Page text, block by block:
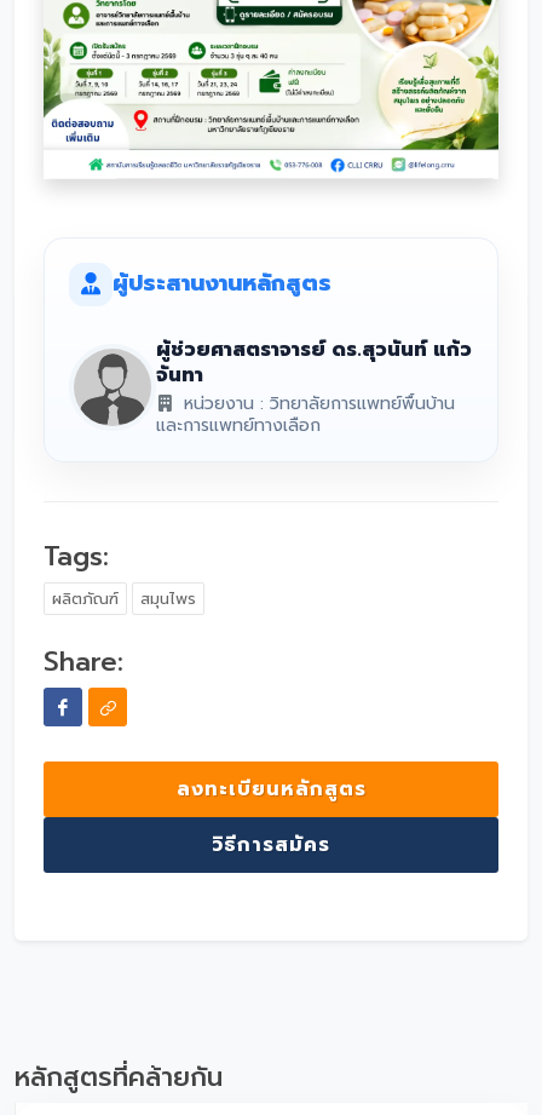
ผู้ประสานงานหลักสูตร
ผู้ช่วยศาสตราจารย์ ดร.สุวนันท์ แก้ว
จันทา
หน่วยงาน : วิทยาลัยการแพทย์พื้นบ้าน
และการแพทย์ทางเลือก
Tags:
ผลิตภัณฑ์ สมุนไพร
Share:
ลงทะเบียนหลักสูตร
วิธีการสมัคร
หลักสูตรที่คล้ายกัน